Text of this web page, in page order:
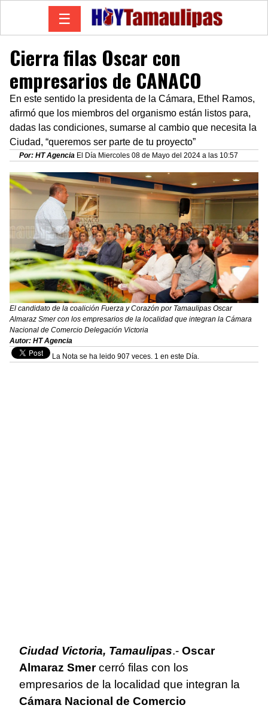
☰
Cierra filas Oscar con
empresarios de CANACO
En este sentido la presidenta de la Cámara, Ethel Ramos,
afirmó que los miembros del organismo están listos para,
dadas las condiciones, sumarse al cambio que necesita la
Ciudad, “queremos ser parte de tu proyecto”
Por: HT Agencia El Día Miercoles 08 de Mayo del 2024 a las 10:57
El candidato de la coalición Fuerza y Corazón por Tamaulipas Oscar
Almaraz Smer con los empresarios de la localidad que integran la Cámara
Nacional de Comercio Delegación Victoria
Autor: HT Agencia
La Nota se ha leido 907 veces. 1 en este Día.
Ciudad Victoria, Tamaulipas.- Oscar
Almaraz Smercerró filas con los
empresarios de la localidad que integran la
Cámara Nacional de Comercio